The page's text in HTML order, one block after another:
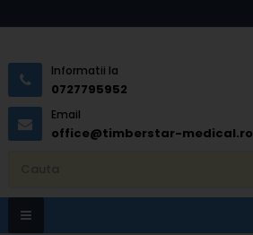
Informatii la
0727795952
Email
office@timberstar-medical.ro